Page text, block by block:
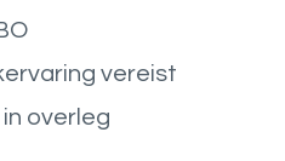
vereist
overleg